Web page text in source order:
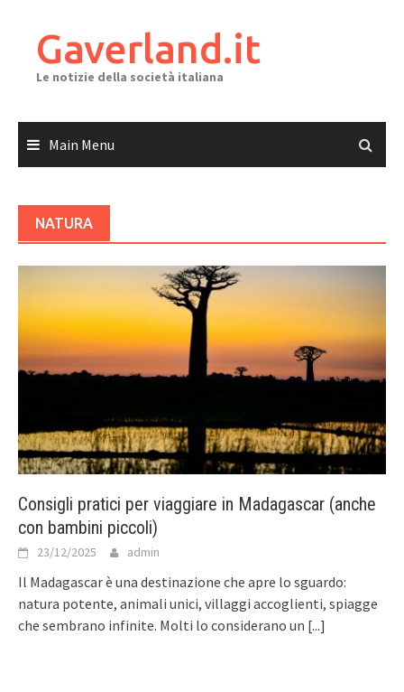
contentGaverland.it
Le notizie della società italiana
Main Menu
NATURA
Consigli pratici per viaggiare in Madagascar (anche
con bambini piccoli)
23/12/2025 admin
Il Madagascar è una destinazione che apre lo sguardo:
natura potente, animali unici, villaggi accoglienti, spiagge
che sembrano infinite. Molti lo considerano un [...]